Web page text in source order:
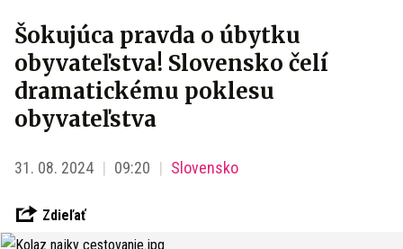
Šokujúca pravda o úbytku
obyvateľstva! Slovensko čelí
dramatickému poklesu
obyvateľstva
31. 08. 2024 09:20 Slovensko
Zdieľať